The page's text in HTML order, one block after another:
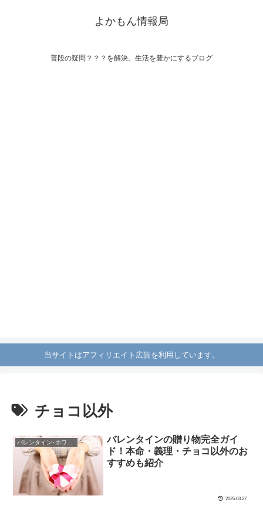
よかもん情報局
普段の疑問？？？を解決。生活を豊かにするブログ
当サイトはアフィリエイト広告を利用しています。
チョコ以外
バレンタインの贈り物完全ガイ
ド！本命・義理・チョコ以外のお
すすめも紹介
2025.03.27